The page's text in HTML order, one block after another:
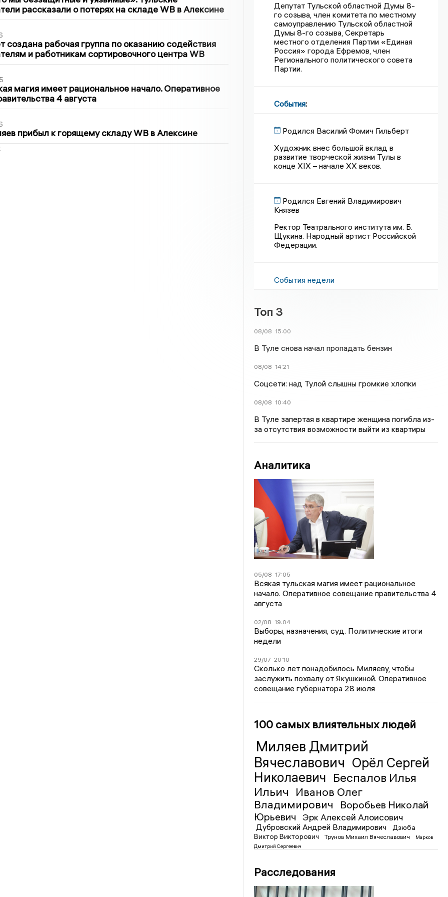
рассказали о потерях на складе WB в Алексине
создана рабочая группа по оказанию содействия
и работникам сортировочного центра WB
магия имеет рациональное начало. Оперативное
4 августа
прибыл к горящему складу WB в Алексине
Депутат Тульской областной Думы 8-
го созыва, член комитета по местному
самоуправлению Тульской областной
Думы 8-го созыва, Секретарь
местного отделения Партии «Единая
Россия» города Ефремов, член
Регионального политического совета
Партии.
События:
Родился Василий Фомич Гильберт
Художник внес большой вклад в
развитие творческой жизни Тулы в
конце XIX – начале XX веков.
Родился Евгений Владимирович
Князев
Ректор Театрального института им. Б.
Щукина. Народный артист Российской
Федерации.
События недели
Топ 3
08/08 15:00
В Туле снова начал пропадать бензин
08/08 14:21
Соцсети: над Тулой слышны громкие хлопки
08/08 10:40
В Туле запертая в квартире женщина погибла из-
за отсутствия возможности выйти из квартиры
Аналитика
05/08 17:05
Всякая тульская магия имеет рациональное
начало. Оперативное совещание правительства 4
августа
02/08 19:04
Выборы, назначения, суд. Политические итоги
недели
29/07 20:10
Сколько лет понадобилось Миляеву, чтобы
заслужить похвалу от Якушкиной. Оперативное
совещание губернатора 28 июля
100 самых влиятельных людей
Миляев Дмитрий
Вячеславович Орёл Сергей
Николаевич Беспалов Илья
Ильич
Иванов Олег
Владимирович
Воробьев Николай
Юрьевич
Эрк Алексей Алоисович
Дубровский Андрей Владимирович
Дзюба
Виктор Викторович
Трунов Михаил Вячеславович
Марков
Дмитрий Сергеевич
Расследования